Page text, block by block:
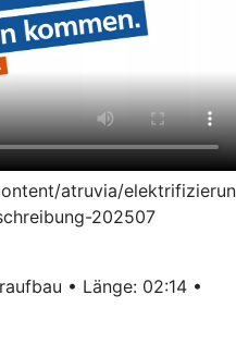
atruvia/
202507
• Länge: 02:14 •